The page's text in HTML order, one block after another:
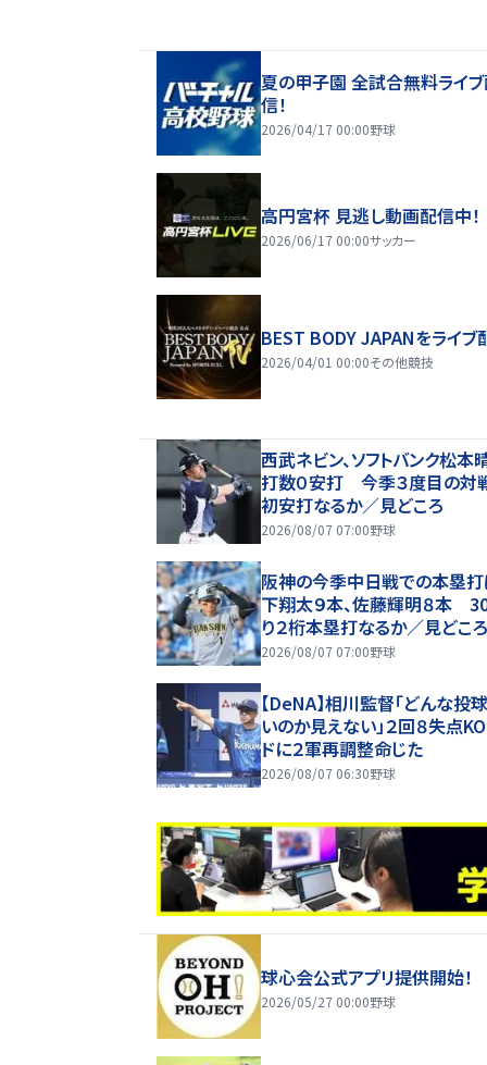
夏の甲子園 全試合無料ライ
信！
2026/04/17 00:00野球
高円宮杯 見逃し動画配信中！
2026/06/17 00:00サッカー
BEST BODY JAPANをライブ
2026/04/01 00:00その他競技
西武ネビン、ソフトバンク松本
打数０安打 今季３度目の対
初安打なるか／見どころ
2026/08/07 07:00野球
阪神の今季中日戦での本塁
下翔太９本、佐藤輝明８本
り２桁本塁打なるか／見どころ
2026/08/07 07:00野球
【DeNA】相川監督「どんな投
いのか見えない」２回８失点
ドに２軍再調整命じた
2026/08/07 06:30野球
球心会公式アプリ提供開始！
2026/05/27 00:00野球